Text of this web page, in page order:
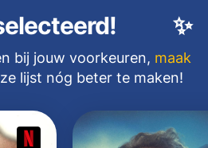
✨
bij jouw voorkeuren, maak
lijst nóg beter te maken!